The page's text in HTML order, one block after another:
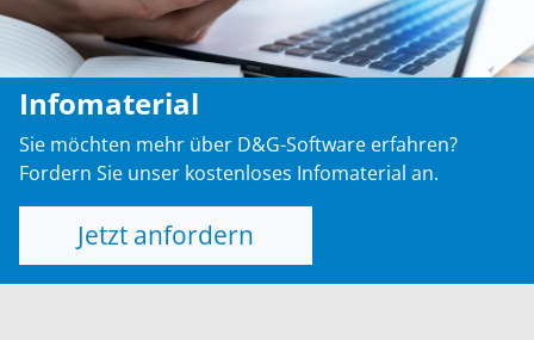
Infomaterial
Sie möchten mehr über D&G-Software erfahren?
Fordern Sie unser kostenloses Infomaterial an.
Jetzt anfordern